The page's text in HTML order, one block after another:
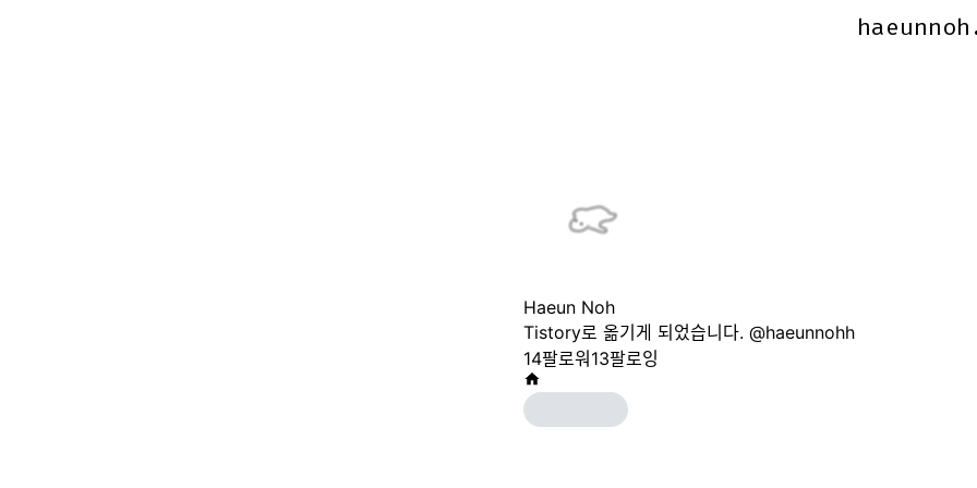
Haeun Noh
Tistory로 옮기게 되었습니다. @haeunnohh
14팔로워 13팔로잉